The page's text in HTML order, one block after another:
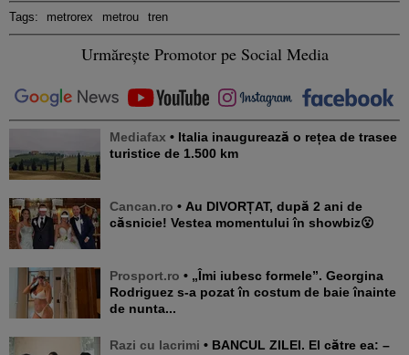
Tags: metrorex metrou tren
Urmărește Promotor pe Social Media
Mediafax • Italia inaugurează o rețea de trasee
turistice de 1.500 km
Cancan.ro • Au DIVORȚAT, după 2 ani de
căsnicie! Vestea momentului în showbiz😮
Prosport.ro • „Îmi iubesc formele”. Georgina
Rodriguez s-a pozat în costum de baie înainte
de nunta...
Razi cu lacrimi • BANCUL ZILEI. El către ea: –